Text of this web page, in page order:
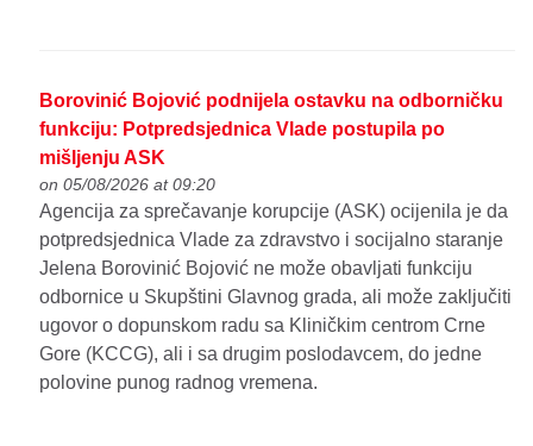
Borovinić Bojović podnijela ostavku na odborničku
funkciju: Potpredsjednica Vlade postupila po
mišljenju ASK
on 05/08/2026 at 09:20
Agencija za sprečavanje korupcije (ASK) ocijenila je da
potpredsjednica Vlade za zdravstvo i socijalno staranje
Jelena Borovinić Bojović ne može obavljati funkciju
odbornice u Skupštini Glavnog grada, ali može zaključiti
ugovor o dopunskom radu sa Kliničkim centrom Crne
Gore (KCCG), ali i sa drugim poslodavcem, do jedne
polovine punog radnog vremena.